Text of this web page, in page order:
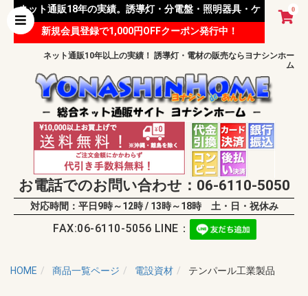
0
ネット通販18年の実績。誘導灯・分電盤・照明器具・ケ
ーブル等 様々な資材を取り扱っています。
新規会員登録で1,000円OFFクーポン発行中！
ネット通販10年以上の実績！ 誘導灯・電材の販売ならヨナシンホー
ム
お電話でのお問い合わせ：06-6110-5050
対応時間：平日9時～12時 / 13時～18時 土・日・祝休み
FAX:06-6110-5056 LINE：
HOME 商品一覧ページ 電設資材 テンパール工業製品